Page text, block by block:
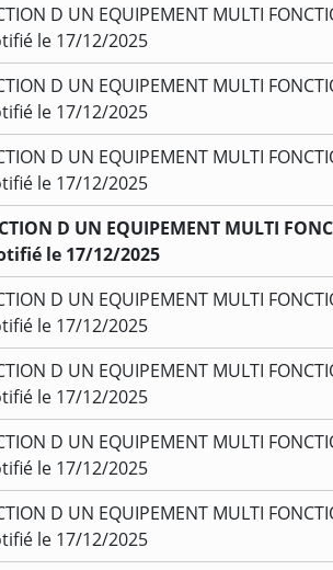
D UN EQUIPEMENT MULTI
le 17/12/2025
D UN EQUIPEMENT MULTI
le 17/12/2025
D UN EQUIPEMENT MULTI
le 17/12/2025
D UN EQUIPEMENT MULTI
le 17/12/2025
D UN EQUIPEMENT MULTI
le 17/12/2025
D UN EQUIPEMENT MULTI
le 17/12/2025
D UN EQUIPEMENT MULTI
le 17/12/2025
D UN EQUIPEMENT MULTI
le 17/12/2025